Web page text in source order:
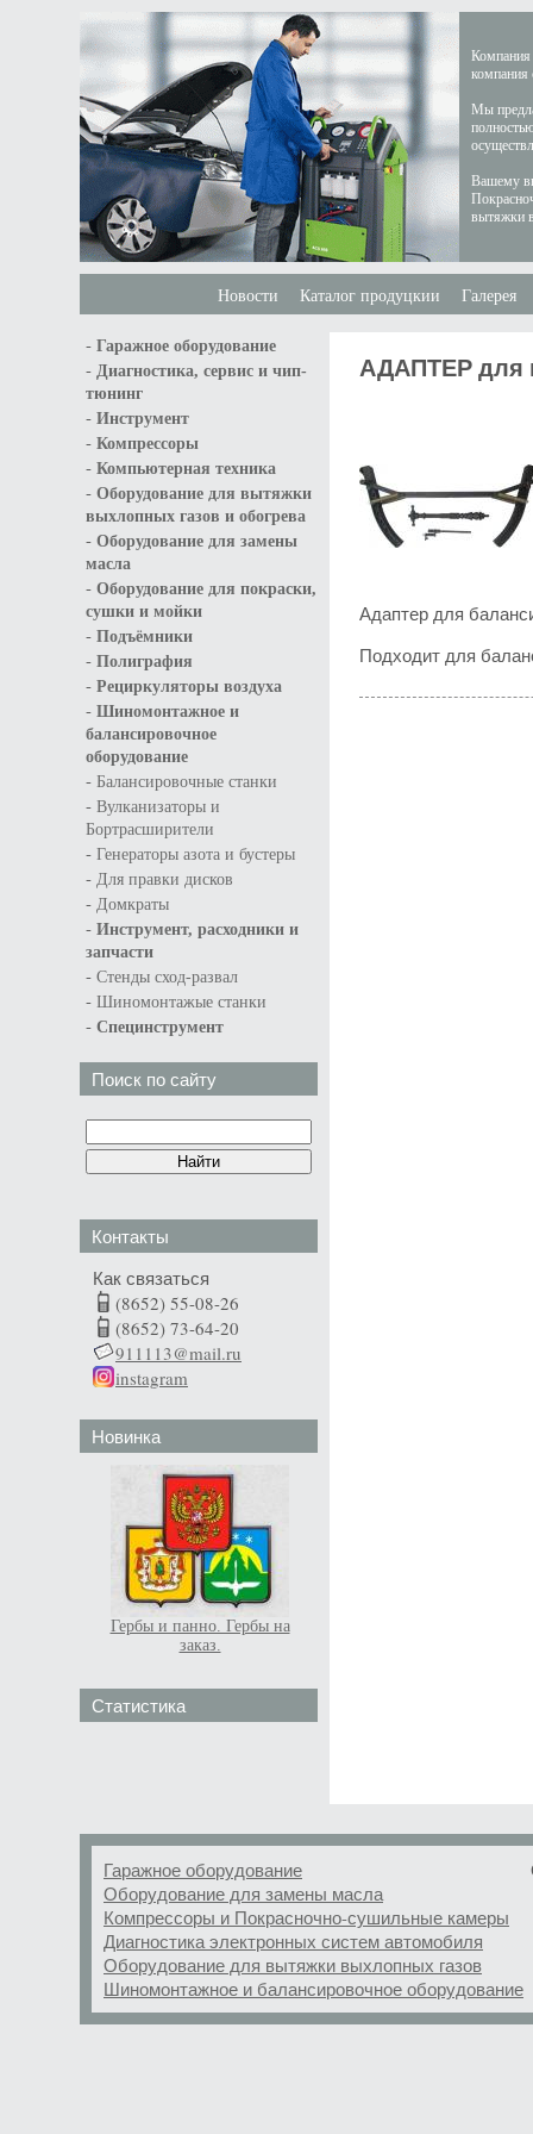
Компания
компания
Мы
Вашему
вытяжки
Новости Каталог продуцкии Галерея
- Гаражное оборудование
- Диагностика, сервис и чип-
тюнинг
- Инструмент
- Компрессоры
- Компьютерная техника
- Оборудование для вытяжки
выхлопных газов и обогрева
- Оборудование для замены
масла
- Оборудование для покраски,
сушки и мойки
- Подъёмники
- Полиграфия
- Рециркуляторы воздуха
- Шиномонтажное и
балансировочное
оборудование
- Балансировочные станки
- Вулканизаторы и
Бортрасширители
- Генераторы азота и бустеры
- Для правки дисков
- Домкраты
- Инструмент, расходники и
запчасти
- Стенды сход-развал
- Шиномонтажые станки
- Специнструмент
Поиск по сайту
Контакты
Как связаться
(8652) 55-08-26
(8652) 73-64-20
911113@mail.ru
instagram
Новинка
Гербы и панно. Гербы на
заказ.
Статистика
АДАПТЕР для
Адаптер для
Подходит для
Гаражное оборудование
Оборудование для замены масла
Компрессоры и Покрасночно-сушильные камеры
Диагностика электронных систем автомобиля
Оборудование для вытяжки выхлопных газов
Шиномонтажное и балансировочное оборудование